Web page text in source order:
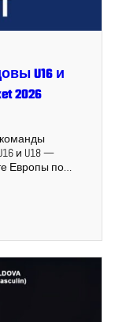
U16 и
2026
и U18 —
Европы по…